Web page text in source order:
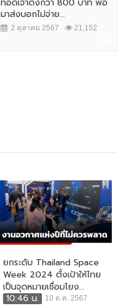
ทอดเจ้าดังกว่า 800 บาท พอ
มาส่งบอกไม่จ่าย...
2 ตุลาคม 2567 21,152
ยกระดับ Thailand Space
Week 2024 ตั้งเป้าให้ไทย
เป็นจุดหมายเชื่อมโยง...
10:46 น.
10 ต.ค. 2567